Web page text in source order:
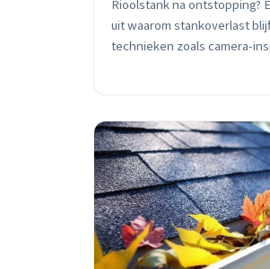
Rioolstank na ontstopping?
uit waarom stankoverlast
technieken zoals camera-